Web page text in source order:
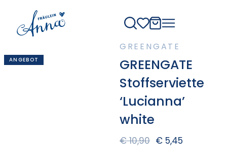
ANGEBOT
GREENGATE
GREENGATE
Stoffserviette
‘Lucianna’
white
€10,90 €5,45